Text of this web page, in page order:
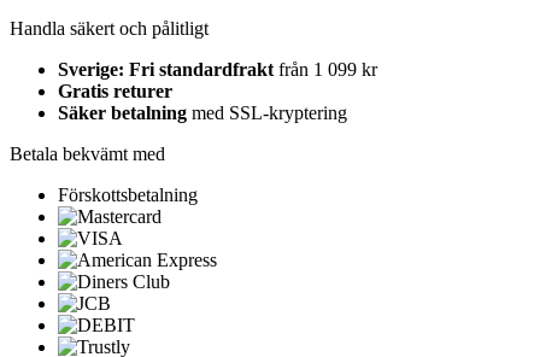
Handla säkert och pålitligt
Sverige: Fri standardfrakt från 1 099 kr
Gratis returer
Säker betalning med SSL-kryptering
Betala bekvämt med
Förskottsbetalning